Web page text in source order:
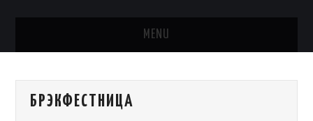
MENU
КАЛЕНДАРЬ ВЫСТАВОК В КИТАЕ
БРЭКФЕСТНИЦА